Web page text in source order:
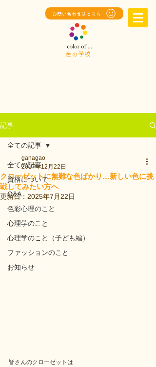
お問い合わせはこちら
色の学校
記事
全ての記事
資格について
Q&A
色彩心理のこと
心理学のこと
心理学のこと（子ども編）
ファッションのこと
お知らせ
全ての記事
クローゼットに無難な色ばかり…新しい色に挑
戦してみたい方へ
ganagao
2017年12月22日
更新日： 2025年7月22日
皆さんのクローゼットは